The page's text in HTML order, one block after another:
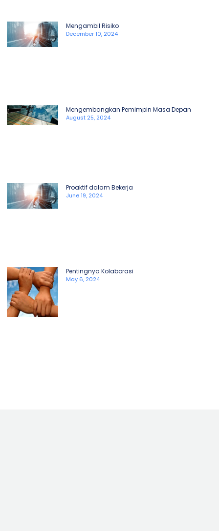
Mengambil Risiko
December 10, 2024
Mengembangkan Pemimpin Masa Depan
August 25, 2024
Proaktif dalam Bekerja
June 19, 2024
Pentingnya Kolaborasi
May 6, 2024